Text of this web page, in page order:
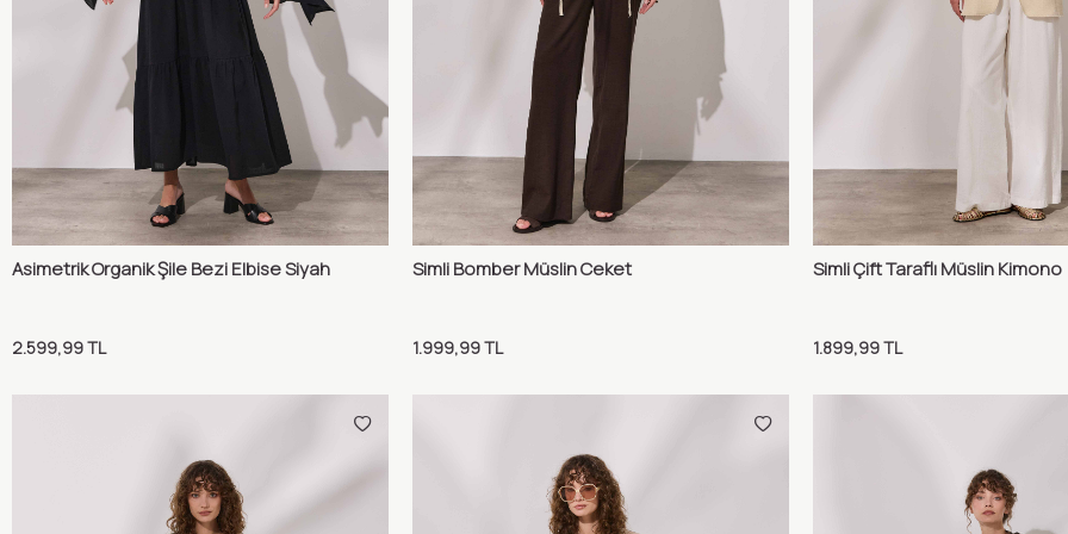
Sepete Ekle Karşılaştır
Asimetrik Organik Şile Bezi Elbise Siyah
2.599,99TL
Sepete Ekle
Simli Bomber Müslin Ceket
1.999,99TL
Sepete Ekle
Simli Çift Taraflı Müslin Kimono
1.899,99TL